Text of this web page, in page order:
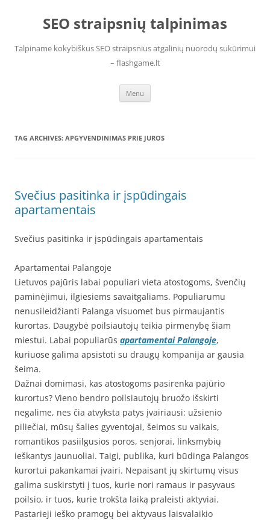
contentSEO straipsnių talpinimas
Talpiname kokybiškus SEO straipsnius atgalinių nuorodų sukūrimui
– flashgame.lt
Menu
TAG ARCHIVES: APGYVENDINIMAS PRIE JUROS
Svečius pasitinka ir įspūdingais
apartamentais
Svečius pasitinka ir įspūdingais apartamentais
Apartamentai Palangoje
Lietuvos pajūris labai populiari vieta atostogoms, švenčių
paminėjimui, ilgiesiems savaitgaliams. Populiarumu
nenusileidžianti Palanga visuomet bus pirmaujantis
kurortas. Daugybė poilsiautojų teikia pirmenybę šiam
miestui. Labai populiarūs apartamentai Palangoje,
kuriuose galima apsistoti su draugų kompanija ar gausia
šeima.
Dažnai domimasi, kas atostogoms pasirenka pajūrio
kurortus? Vieno bendro poilsiautojų bruožo išskirti
negalime, nes čia atvyksta patys įvairiausi: užsienio
piliečiai, mūsų šalies gyventojai, šeimos su vaikais,
romantikos pasiilgusios poros, senjorai, linksmybių
ieškantys jaunuoliai. Taigi, publika, kuri būdinga Palangos
kurortui pakankamai įvairi. Nepaisant jų skirtumų visus
galima suskirstyti į tuos, kurie nori ramaus ir pasyvaus
poilsio, ir tuos, kurie trokšta laiką praleisti aktyviai.
Pastarieji ieško pramogų bei aktyvaus laisvalaikio